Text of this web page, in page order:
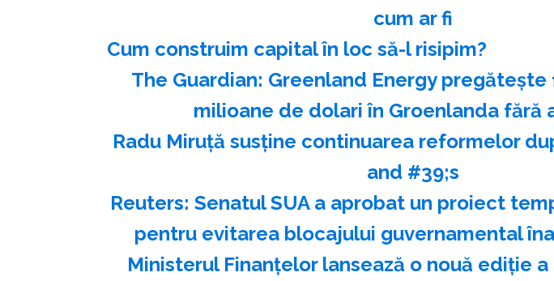
cum ar fi
Cum construim capital în loc să-l risipim?
The Guardian: Greenland Energy
milioane de dolari în Groenlanda fără
Radu Miruţă susţine continuarea reformelor
and #39;s
Reuters: Senatul SUA a aprobat un proiect
pentru evitarea blocajului guvernamental
Ministerul Finanţelor lansează o nouă ediţie